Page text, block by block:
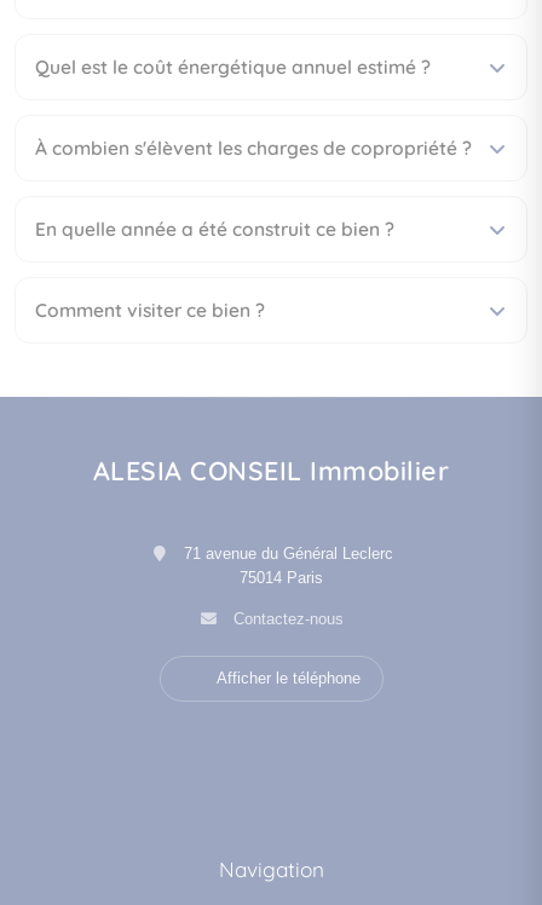
Quel est le coût énergétique annuel estimé ?
À combien s'élèvent les charges de copropriété ?
En quelle année a été construit ce bien ?
Comment visiter ce bien ?
ALESIA CONSEIL Immobilier
71 avenue du Général Leclerc
75014 Paris
Contactez-nous
Afficher le téléphone
Navigation